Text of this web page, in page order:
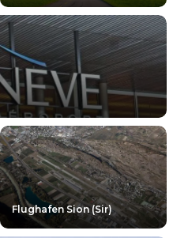
Flughafen Sion (Sir)